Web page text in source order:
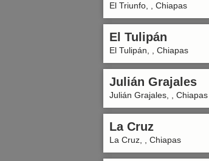
El Triunfo, , Chiapas
El Tulipán
El Tulipán, , Chiapas
Julián Grajales
Julián Grajales, , Chiapas
La Cruz
La Cruz, , Chiapas